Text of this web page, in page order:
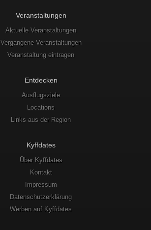
Veranstaltungen
Aktuelle Veranstaltungen
Vergangene Veranstaltungen
Veranstaltung eintragen
Entdecken
Ausflugsziele
Locations
Links aus der Region
Kyffdates
Über Kyffdates
Kontakt
Impressum
Datenschutzerklärung
Werben auf Kyffdates